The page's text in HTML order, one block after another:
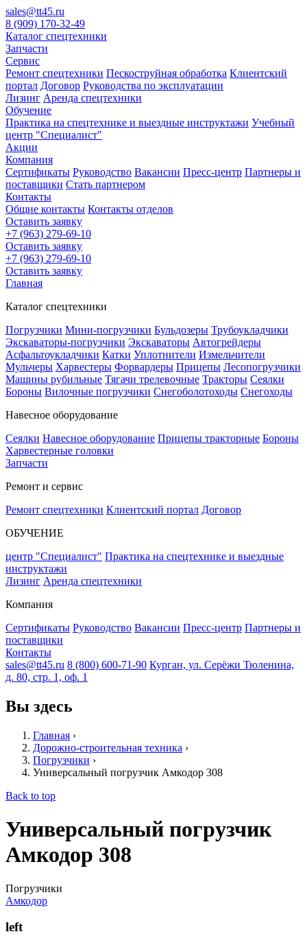
sales@tt45.ru
8 (909) 170-32-49
Каталог спецтехники
Запчасти
Сервис
Ремонт спецтехники Пескоструйная обработка Клиентский
портал Договор Руководства по эксплуатации
Лизинг Аренда спецтехники
Обучение
Практика на спецтехнике и выездные инструктажи Учебный
центр "Специалист"
Акции
Компания
Сертификаты Руководство Вакансии Пресс-центр Партнеры и
поставщики Стать партнером
Контакты
Общие контакты Контакты отделов
Оставить заявку
+7 (963) 279-69-10
Оставить заявку
+7 (963) 279-69-10
Оставить заявку
Главная
Каталог спецтехники
Погрузчики Мини-погрузчики Бульдозеры Трубоукладчики
Экскаваторы-погрузчики Экскаваторы Автогрейдеры
Асфальтоукладчики Катки Уплотнители Измельчители
Мульчеры Харвестеры Форвардеры Прицепы Лесопогрузчики
Машины рубильные Тягачи трелевочные Тракторы Сеялки
Бороны Вилочные погрузчики Снегоболотоходы Снегоходы
Навесное оборудование
Сеялки Навесное оборудование Прицепы тракторные Бороны
Харвестерные головки
Запчасти
Ремонт и сервис
Ремонт спецтехники Клиентский портал Договор
ОБУЧЕНИЕ
центр "Специалист" Практика на спецтехнике и выездные
инструктажи
Лизинг Аренда спецтехники
Компания
Сертификаты Руководство Вакансии Пресс-центр Партнеры и
поставщики
Контакты
sales@tt45.ru 8 (800) 600-71-90 Курган, ул. Серёжи Тюленина,
д. 80, стр. 1, оф. 1
Вы здесь
Главная ›
Дорожно-строительная техника ›
Погрузчики ›
Универсальный погрузчик Амкодор 308
Back to top
Универсальный погрузчик
Амкодор 308
Погрузчики
Амкодор
left